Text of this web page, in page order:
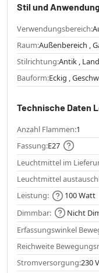
Stil und
Verwendungsbereich:
Raum:Außenbereich ,
Stilrichtung:Antik ,
Bauform:Eckig ,
Technische Daten
Anzahl Flammen:1
Fassung:E27
Leuchtmittel im
Leuchtmittel
Leistung:
100 Watt
Dimmbar:
Nicht
Erfassungswinkel
Reichweite
Stromversorgung:230